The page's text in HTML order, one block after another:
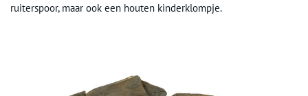
ruiterspoor, maar ook een houten kinderklompje.